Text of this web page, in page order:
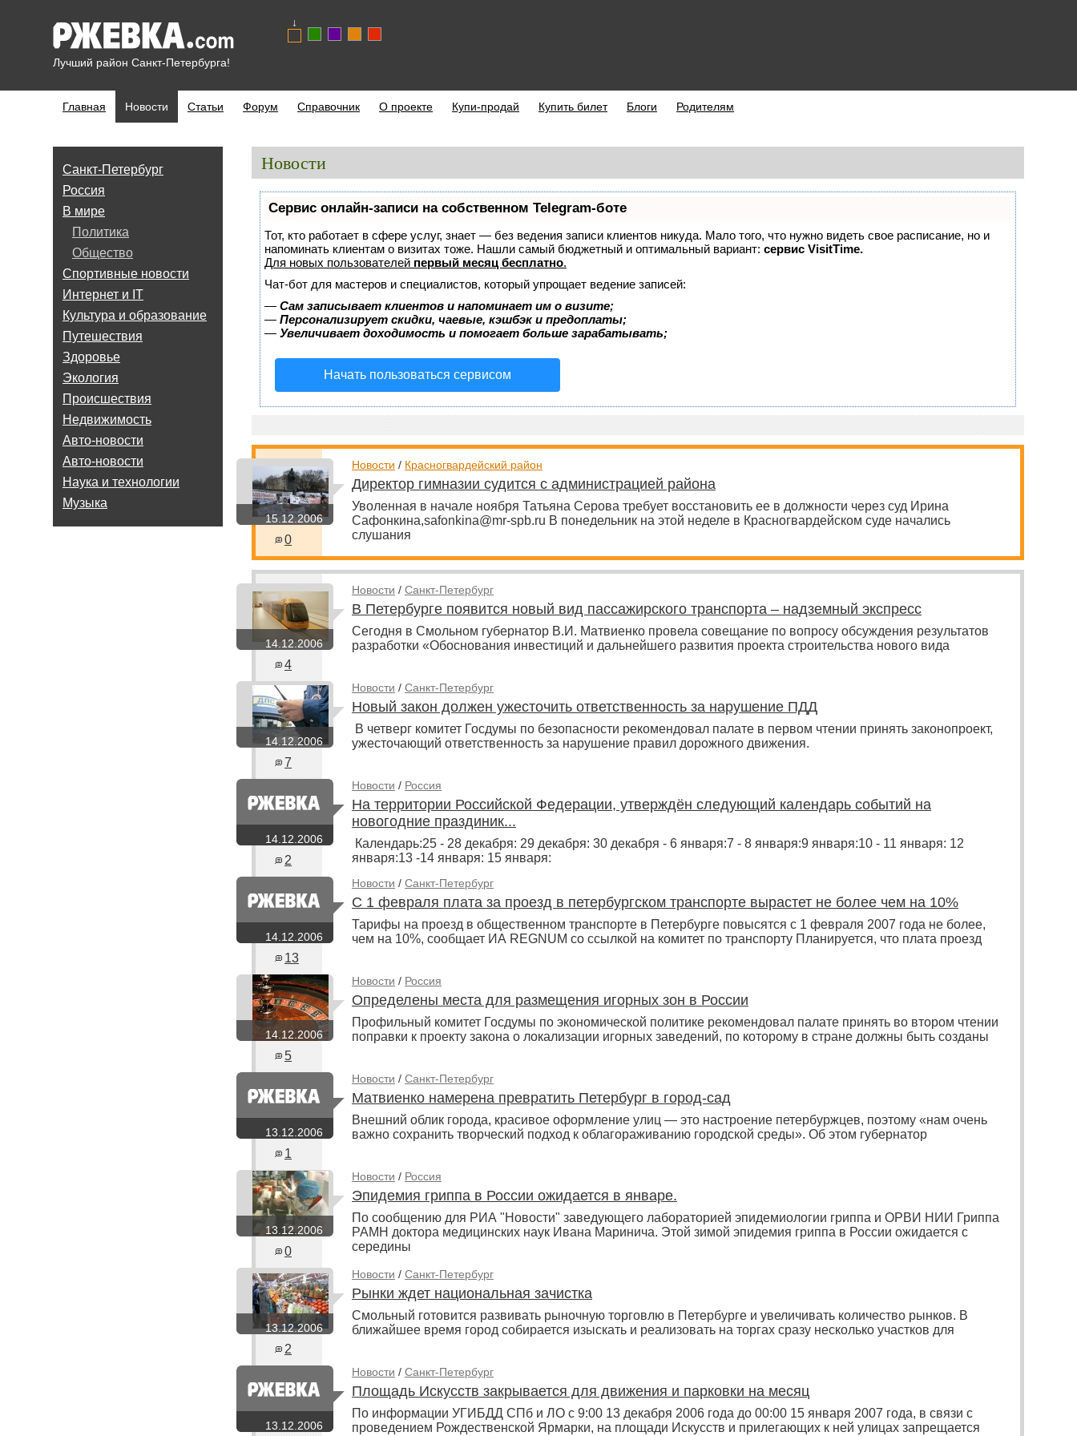
Лучший район Санкт-Петербурга!
↓
Главная Новости Статьи Форум Справочник О проекте Купи-продай Купить билет Блоги Родителям
Санкт-Петербург
Россия
В мире
Политика
Общество
Спортивные новости
Интернет и IT
Культура и образование
Путешествия
Здоровье
Экология
Происшествия
Недвижимость
Авто-новости
Авто-новости
Наука и технологии
Музыка
Новости
Сервис онлайн-записи на собственном Telegram-боте
Тот, кто работает в сфере услуг, знает — без ведения записи клиентов никуда. Мало того, что нужно видеть свое расписание, но и
напоминать клиентам о визитах тоже. Нашли самый бюджетный и оптимальный вариант: сервис VisitTime.
Для новых пользователей первый месяц бесплатно.
Чат-бот для мастеров и специалистов, который упрощает ведение записей:
— Сам записывает клиентов и напоминает им о визите;
— Персонализирует скидки, чаевые, кэшбэк и предоплаты;
— Увеличивает доходимость и помогает больше зарабатывать;
Начать пользоваться сервисом
15.12.2006
0
Новости / Красногвардейский район
Директор гимназии судится с администрацией района
Уволенная в начале ноября Татьяна Серова требует восстановить ее в должности через суд Ирина
Сафонкина,safonkina@mr-spb.ru В понедельник на этой неделе в Красногвардейском суде начались
слушания
14.12.2006
4
Новости / Санкт-Петербург
В Петербурге появится новый вид пассажирского транспорта – надземный экспресс
Сегодня в Смольном губернатор В.И. Матвиенко провела совещание по вопросу обсуждения результатов
разработки «Обоснования инвестиций и дальнейшего развития проекта строительства нового вида
14.12.2006
7
Новости / Санкт-Петербург
Новый закон должен ужесточить ответственность за нарушение ПДД
В четверг комитет Госдумы по безопасности рекомендовал палате в первом чтении принять законопроект,
ужесточающий ответственность за нарушение правил дорожного движения.
14.12.2006
2
Новости / Россия
На территории Российской Федерации, утверждён следующий календарь событий на
новогодние праздиник...
Календарь:25 - 28 декабря: 29 декабря: 30 декабря - 6 января:7 - 8 января:9 января:10 - 11 января: 12
января:13 -14 января: 15 января:
14.12.2006
13
Новости / Санкт-Петербург
С 1 февраля плата за проезд в петербургском транспорте вырастет не более чем на 10%
Тарифы на проезд в общественном транспорте в Петербурге повысятся с 1 февраля 2007 года не более,
чем на 10%, сообщает ИА REGNUM со ссылкой на комитет по транспорту Планируется, что плата проезд
14.12.2006
5
Новости / Россия
Определены места для размещения игорных зон в России
Профильный комитет Госдумы по экономической политике рекомендовал палате принять во втором чтении
поправки к проекту закона о локализации игорных заведений, по которому в стране должны быть созданы
13.12.2006
1
Новости / Санкт-Петербург
Матвиенко намерена превратить Петербург в город-сад
Внешний облик города, красивое оформление улиц — это настроение петербуржцев, поэтому «нам очень
важно сохранить творческий подход к облагораживанию городской среды». Об этом губернатор
13.12.2006
0
Новости / Россия
Эпидемия гриппа в России ожидается в январе.
По сообщению для РИА "Новости" заведующего лабораторией эпидемиологии гриппа и ОРВИ НИИ Гриппа
РАМН доктора медицинских наук Ивана Маринича. Этой зимой эпидемия гриппа в России ожидается с
середины
13.12.2006
2
Новости / Санкт-Петербург
Рынки ждет национальная зачистка
Смольный готовится развивать рыночную торговлю в Петербурге и увеличивать количество рынков. В
ближайшее время город собирается изыскать и реализовать на торгах сразу несколько участков для
13.12.2006
Новости / Санкт-Петербург
Площадь Искусств закрывается для движения и парковки на месяц
По информации УГИБДД СПб и ЛО с 9:00 13 декабря 2006 года до 00:00 15 января 2007 года, в связи с
проведением Рождественской Ярмарки, на площади Искусств и прилегающих к ней улицах запрещается